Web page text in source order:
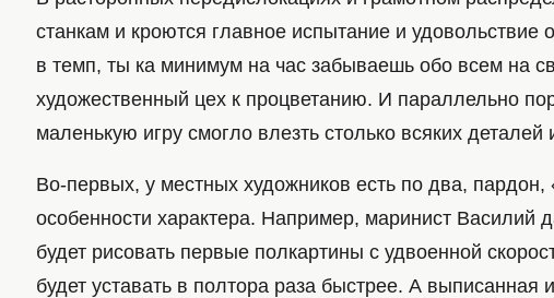
станкам и кроются главное испытание и
в темп, ты ка минимум на час забываешь обо всем на
художественный цех к процветанию. И параллельно
маленькую игру смогло влезть столько всяких деталей
Во-первых, у местных художников есть по два,
особенности характера. Например, маринист Василий
будет рисовать первые полкартины с удвоенной
будет уставать в полтора раза быстрее. А